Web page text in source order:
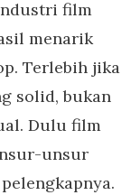
film
menarik
Terlebih jika
solid, bukan
Dulu film
unsur